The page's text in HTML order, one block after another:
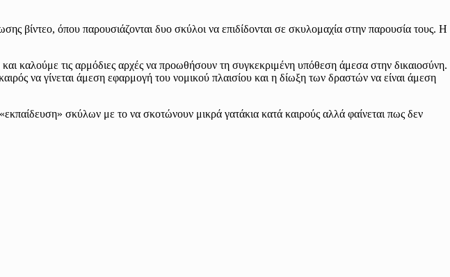
βίντεο, όπου παρουσιάζονται δυο σκύλοι να επιδίδονται σε σκυλομαχία στην παρουσία τους. Η
καλούμε τις αρμόδιες αρχές να προωθήσουν τη συγκεκριμένη υπόθεση άμεσα στην δικαιοσύνη.
να γίνεται άμεση εφαρμογή του νομικού πλαισίου και η δίωξη των δραστών να είναι άμεση
σκύλων με το να σκοτώνουν μικρά γατάκια κατά καιρούς αλλά φαίνεται πως δεν